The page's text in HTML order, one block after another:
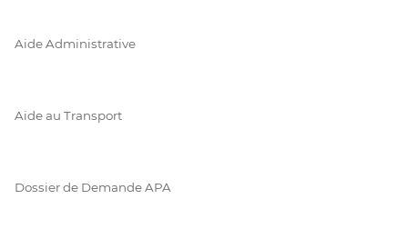
Aide Administrative
Aide au Transport
Dossier de Demande APA